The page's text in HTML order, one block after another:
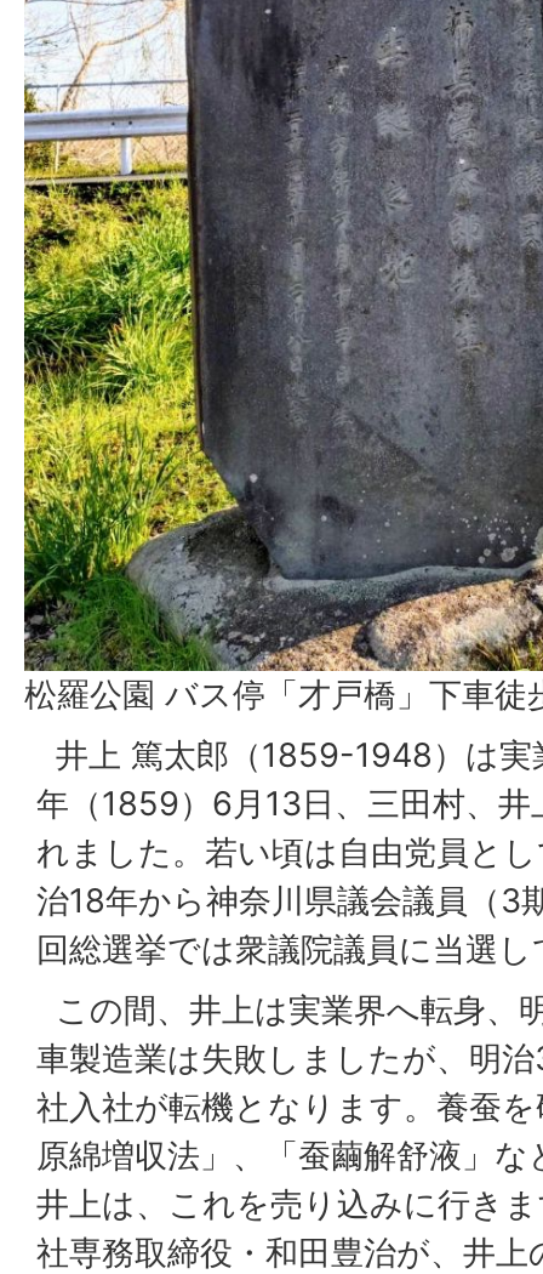
松羅公園 バス停「才戸橋」下車徒
井上 篤太郎（1859-1948）は実
年（1859）6月13日、三田村、
れました。若い頃は自由党員と
治18年から神奈川県議会議員（3
回総選挙では衆議院議員に当選
この間、井上は実業界へ転身、
車製造業は失敗しましたが、明
社入社が転機となります。養蚕
原綿増収法」、「蚕繭解舒液」
井上は、これを売り込みに行き
社専務取締役・和田豊治が、井